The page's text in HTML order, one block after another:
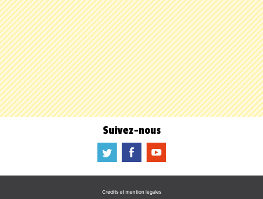
Suivez-nous
a b f
Crédits et mention légales